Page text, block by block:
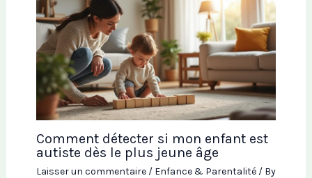
Comment détecter si mon enfant est
autiste dès le plus jeune âge
Laisser un commentaire / Enfance & Parentalité/ By